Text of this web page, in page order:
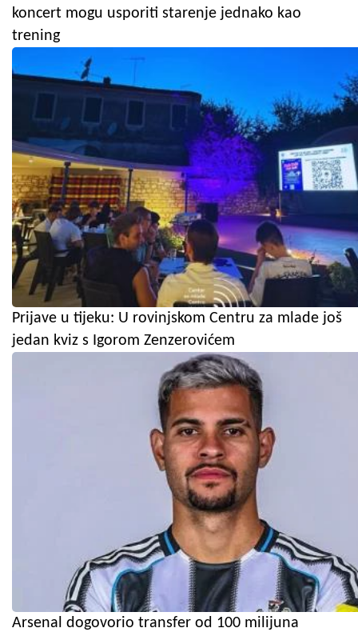
koncert mogu usporiti starenje jednako kao
trening
Prijave u tijeku: U rovinjskom Centru za mlade još
jedan kviz s Igorom Zenzerovićem
Arsenal dogovorio transfer od 100 milijuna